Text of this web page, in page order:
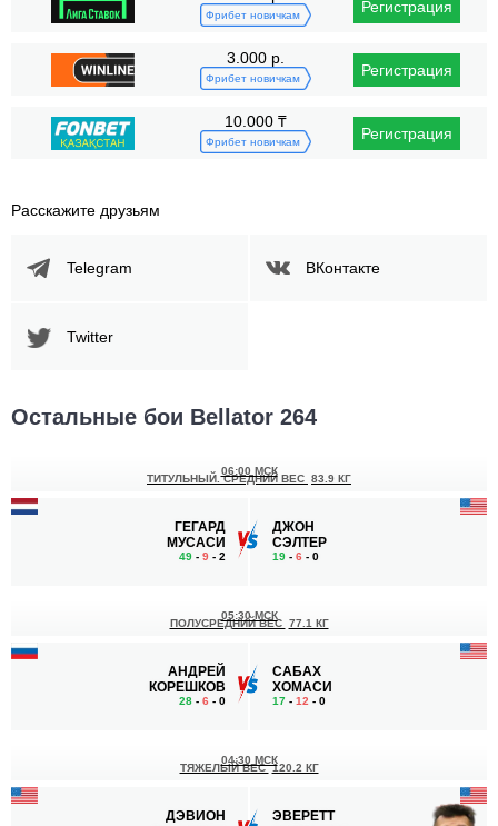
Фрибет новичкам Регистрация
3.000 р.
Фрибет новичкам Регистрация
10.000 ₸
Фрибет новичкам Регистрация
Расскажите друзьям
Telegram ВКонтакте
Twitter
Остальные бои Bellator 264
ГЕГАРД
МУСАСИ
49 - 9 - 2
06:00 МСК
ТИТУЛЬНЫЙ. СРЕДНИЙ ВЕС 83.9 КГ
ДЖОН
СЭЛТЕР
19 - 6 - 0
АНДРЕЙ
КОРЕШКОВ
28 - 6 - 0
05:30 МСК
ПОЛУСРЕДНИЙ ВЕС 77.1 КГ
САБАХ
ХОМАСИ
17 - 12 - 0
ДЭВИОН
04:30 МСК
ТЯЖЕЛЫЙ ВЕС 120.2 КГ
ЭВЕРЕТТ